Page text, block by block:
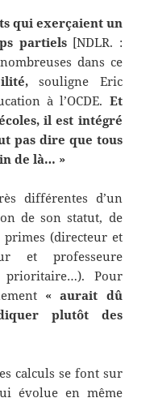
qui exerçaient un
partiels [NDLR. :
dans ce
souligne Eric
à l’OCDE. Et
il est intégré
pas dire que tous
de là… »
différentes d’un
de son statut, de
primes (directeur et
et professeure
prioritaire…). Pour
« aurait dû
plutôt des
calculs se font sur
évolue en même